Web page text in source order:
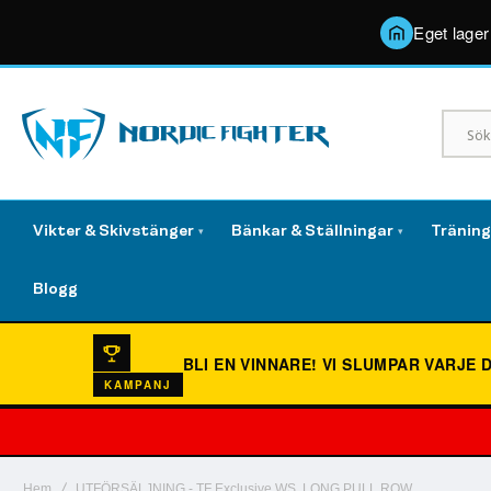
Eget
Vikter & Skivstänger ▾ Bänkar & Ställningar ▾
Blogg
KAMPANJ
BLI EN VINNARE!VI SLUMPAR VARJE